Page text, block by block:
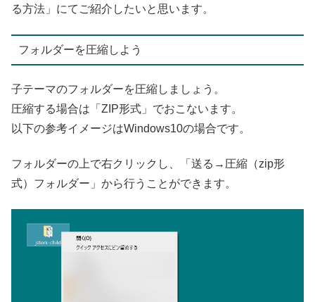
る方法」にてご紹介したいと思います。
フォルダーを圧縮しよう
子テーマのフォルダーを圧縮しましょう。
圧縮する場合は「ZIP形式」でおこないます。
以下の参考イメージはWindows10の場合です。
フォルダーの上で右クリックし、「送る→圧縮（zip形
式）フォルダー」から行うことができます。